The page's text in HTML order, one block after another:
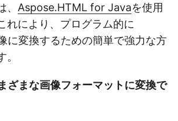
Aspose.HTML for Javaを使用
れにより、プログラム的に
に変換するための簡単で強力な方
ざまな画像フォーマットに変換で